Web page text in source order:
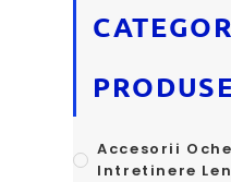
Accesorii
Intretinere